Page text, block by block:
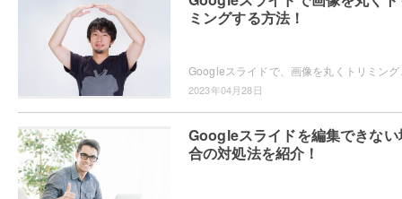
ミングする方法！
2023年04月28日
Googleスライドを編集できない
合の対処法を紹介！